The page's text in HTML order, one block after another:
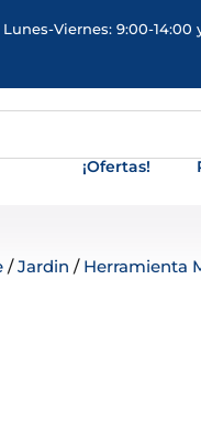
Viernes: 9:00-14:00
¡Ofertas!
/Jardin / Herramienta